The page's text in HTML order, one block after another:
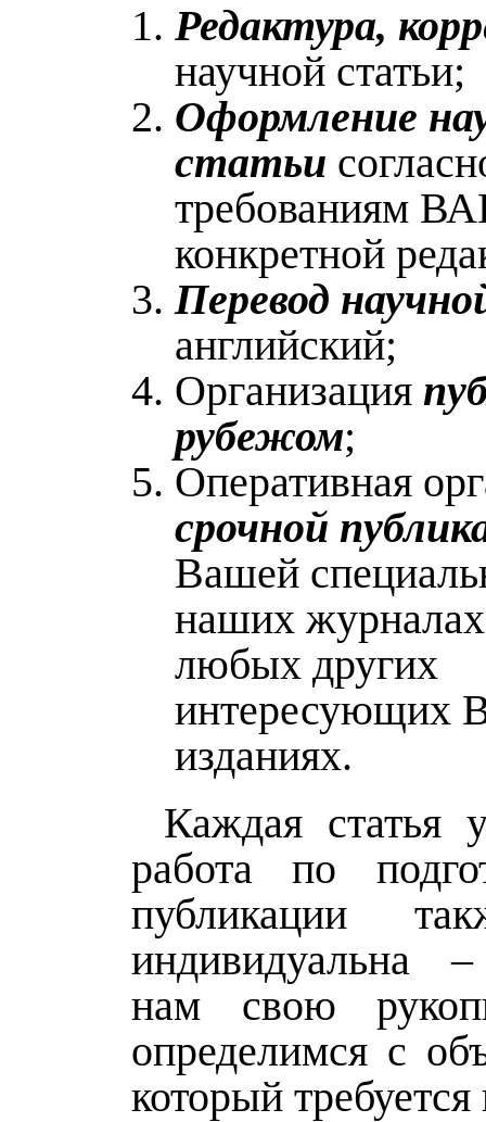
Редактура,
научной статьи;
Оформление
статьи
требованиям
конкретной
Перевод
английский;
Организация
рубежом;
Оперативная
срочной
Вашей
наших
любых других
интересующих
изданиях.
Каждая статья
работа по
публикации
индивидуальна
нам свою
определимся с
который